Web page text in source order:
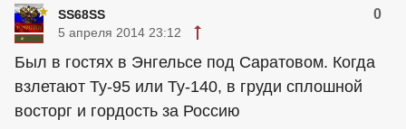
SS68SS 0
5 апреля 2014 23:12
Был в гостях в Энгельсе под Саратовом. Когда
взлетают Ту-95 или Ту-140, в груди сплошной
восторг и гордость за Россию